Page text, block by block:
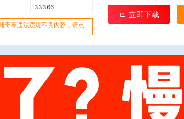
33366
毒等违法违规不良内容，请点
立即下载